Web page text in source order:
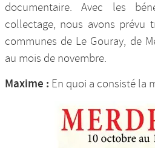
documentaire. Avec les
collectage, nous avons prévu
communes de Le Gouray, de
au mois de novembre.
Maxime : En quoi a consisté la